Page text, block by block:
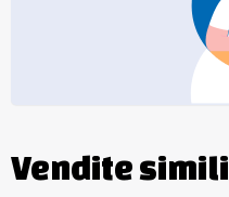
Vendite simili